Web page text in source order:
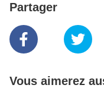
Partager
Vous aimerez